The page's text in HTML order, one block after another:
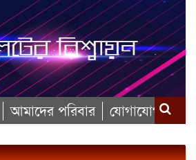
আমাদের পরিবার যোগাযোগ